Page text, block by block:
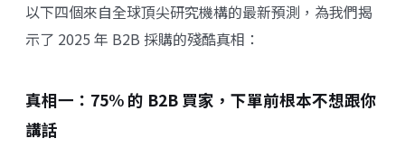
以下四個來自全球頂尖研究機構的最新預測，為我們揭
示了 2025 年 B2B 採購的殘酷真相：
真相一：75% 的 B2B 買家，下單前根本不想跟你
講話